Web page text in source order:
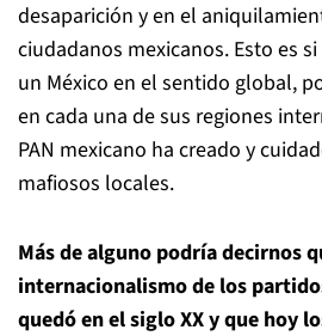
desaparición y en el
ciudadanos mexicanos. Esto es
un México en el sentido global,
en cada una de sus regiones
PAN mexicano ha creado y
mafiosos locales.
Más de alguno podría decirnos
internacionalismo de los
quedó en el siglo XX y que hoy